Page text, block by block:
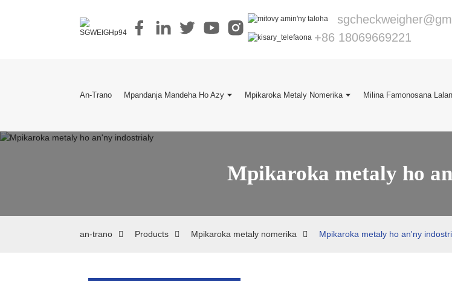
+86 18069669221
An-Trano Mpandanja Mandeha Ho Azy Mpikaroka Metaly Nomerika Milina Famonosana
Mpikaroka metaly ho
an-trano Products Mpikaroka metaly nomerika Mpikaroka metaly ho an'ny